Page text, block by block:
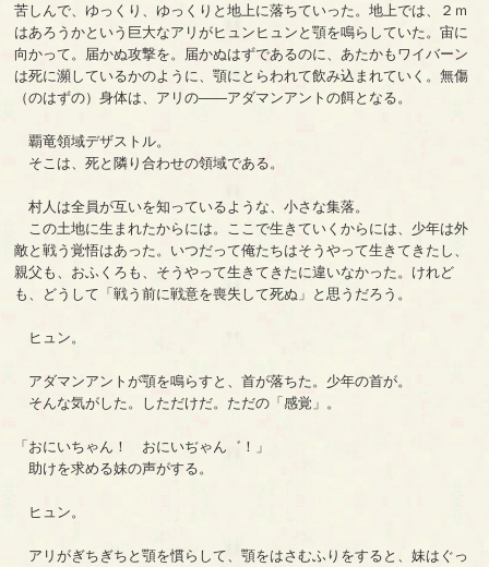
苦しんで、ゆっくり、ゆっくりと地上に落ちていった。地上では、２ｍ
はあろうかという巨大なアリがヒュンヒュンと顎を鳴らしていた。宙に
向かって。届かぬ攻撃を。届かぬはずであるのに、あたかもワイバーン
は死に瀕しているかのように、顎にとらわれて飲み込まれていく。無傷
（のはずの）身体は、アリの――アダマンアントの餌となる。
覇竜領域デザストル。
そこは、死と隣り合わせの領域である。
村人は全員が互いを知っているような、小さな集落。
この土地に生まれたからには。ここで生きていくからには、少年は外
敵と戦う覚悟はあった。いつだって俺たちはそうやって生きてきたし、
親父も、おふくろも、そうやって生きてきたに違いなかった。けれど
も、どうして「戦う前に戦意を喪失して死ぬ」と思うだろう。
ヒュン。
アダマンアントが顎を鳴らすと、首が落ちた。少年の首が。
そんな気がした。しただけだ。ただの「感覚」。
「おにいちゃん！ おにいぢゃん゛！」
助けを求める妹の声がする。
ヒュン。
アリがぎちぎちと顎を慣らして、顎をはさむふりをすると、妹はぐっ